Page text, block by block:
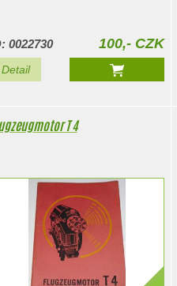
0022730 100,- CZK
Detail
T 4